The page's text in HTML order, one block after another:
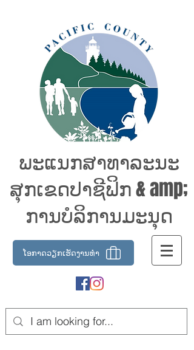
ພະແນກສາທາລະນະ
ສຸກເຂດປາຊີຟິກ & amp;
ການບໍລິການມະນຸດ
ໂອກາດວຽກເຮັດງານທໍາ